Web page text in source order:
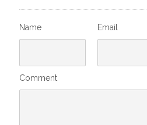
Name Email
Comment